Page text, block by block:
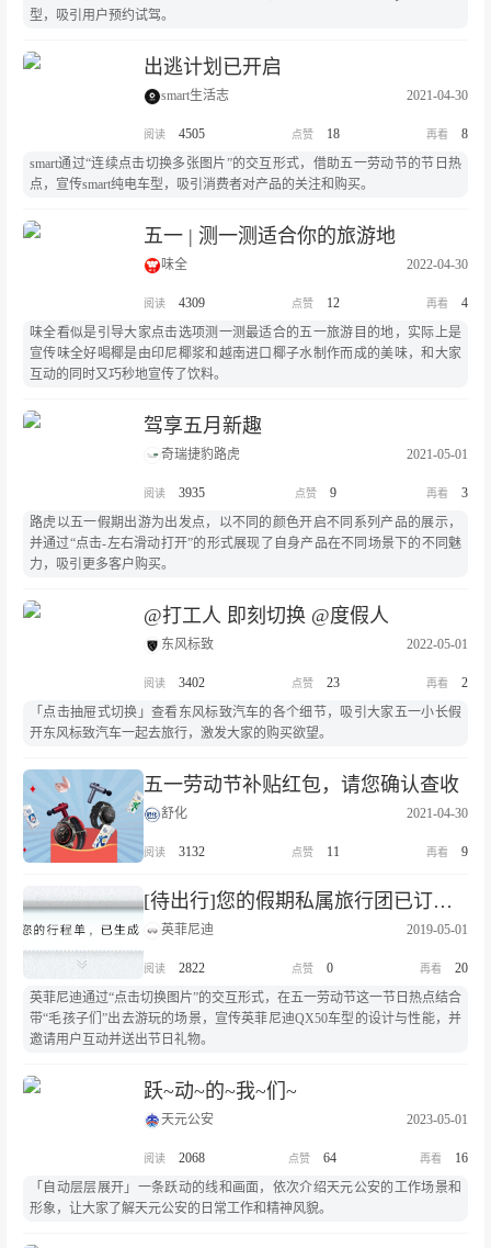
型，吸引用户预约试驾。
出逃计划已开启
smart生活志 2021-04-30
4505 18
8
smart通过“连续点击切换多张图片”的交互形式，借助五一劳动节的节日热
点，宣传smart纯电车型，吸引消费者对产品的关注和购买。
五一 | 测一测适合你的旅游地
味全 2022-04-30
4309 12
4
味全看似是引导大家点击选项测一测最适合的五一旅游目的地，实际上是
宣传味全好喝椰是由印尼椰浆和越南进口椰子水制作而成的美味，和大家
互动的同时又巧秒地宣传了饮料。
驾享五月新趣
奇瑞捷豹路虎 2021-05-01
3935 9
3
路虎以五一假期出游为出发点，以不同的颜色开启不同系列产品的展示，
并通过“点击-左右滑动打开”的形式展现了自身产品在不同场景下的不同魅
力，吸引更多客户购买。
@打工人 即刻切换 @度假人
东风标致 2022-05-01
3402 23
2
「点击抽屉式切换」查看东风标致汽车的各个细节，吸引大家五一小长假
开东风标致汽车一起去旅行，激发大家的购买欲望。
五一劳动节补贴红包，请您确认查收
舒化 2021-04-30
3132 11 9
[待出行]您的假期私属旅行团已订制成功！
英菲尼迪 2019-05-01
2822 0
20
英菲尼迪通过“点击切换图片”的交互形式，在五一劳动节这一节日热点结合
带“毛孩子们”出去游玩的场景，宣传英菲尼迪QX50车型的设计与性能，并
邀请用户互动并送出节日礼物。
跃~动~的~我~们~
天元公安 2023-05-01
2068 64
16
「自动层层展开」一条跃动的线和画面，依次介绍天元公安的工作场景和
形象，让大家了解天元公安的日常工作和精神风貌。